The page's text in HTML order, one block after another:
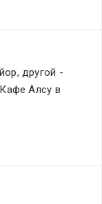
другой -
Алсу в